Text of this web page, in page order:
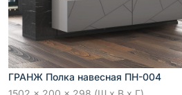
ГРАНЖ Полка навесная ПН-004